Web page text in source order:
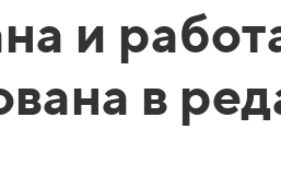
и
в